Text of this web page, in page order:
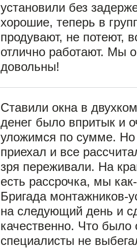
установили без
хорошие, теперь в
продувают, не потеют,
отлично работают. Мы
довольны!
Ставили окна в
денег было впритык и
уложимся по сумме. Но
приехал и все
зря переживали. На
есть рассрочка, мы
Бригада монтажников-
на следующий день и
качественно. Что было
специалисты не